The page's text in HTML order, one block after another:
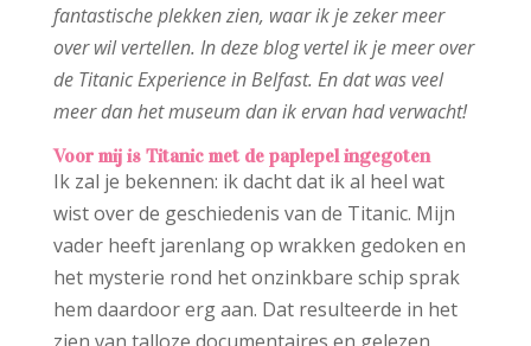
fantastische plekken zien, waar ik je zeker meer
over wil vertellen. In deze blog vertel ik je meer over
de Titanic Experience in Belfast. En dat was veel
meer dan het museum dan ik ervan had verwacht!
Voor mij is Titanic met de paplepel ingegoten
Ik zal je bekennen: ik dacht dat ik al heel wat
wist over de geschiedenis van de Titanic. Mijn
vader heeft jarenlang op wrakken gedoken en
het mysterie rond het onzinkbare schip sprak
hem daardoor erg aan. Dat resulteerde in het